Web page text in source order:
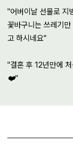
"어버이날 선물로 지
꽃바구니는 쓰레기만
고 하시네요"
"결혼 후 12년만에
❤️"